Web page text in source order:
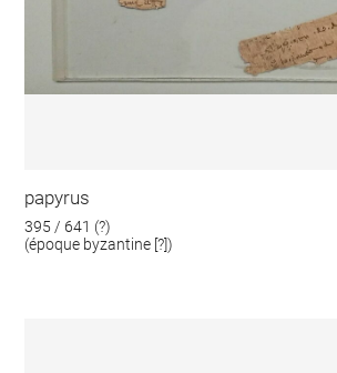
papyrus
395 / 641 (?)
(époque byzantine [?])